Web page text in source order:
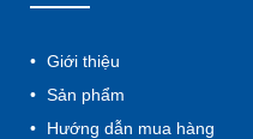
Giới thiệu
Sản phẩm
Hướng dẫn mua hàng